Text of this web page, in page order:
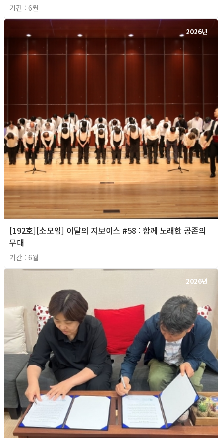
기간 : 6월
2026년
[192호][소모임] 이달의 지보이스 #58 : 함께 노래한 공존의
무대
기간 : 6월
2026년